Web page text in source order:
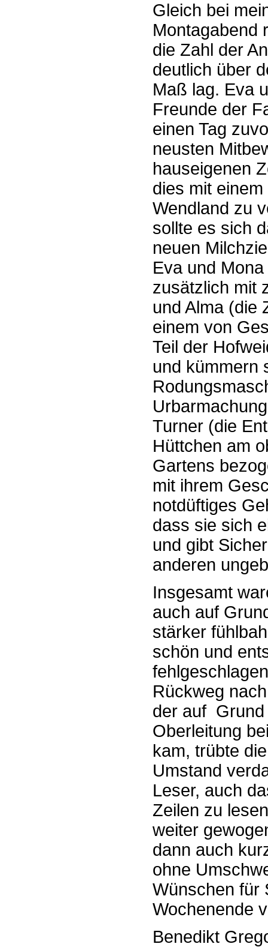
Gleich bei
Montagabend
die Zahl der
deutlich über
Maß lag. Eva
Freunde der
einen Tag
neusten
hauseigenen
dies mit
Wendland zu
sollte es sich
neuen
Eva und
zusätzlich mit
und Alma (die
einem von
Teil der
und kümmern
Turner (die
Hüttchen am
Gartens
mit ihrem
notdüftiges
dass sie sich
und gibt
anderen
Insgesamt
auch auf
stärker
schön und
Rückweg
der auf Grund
Oberleitung
kam, trübte
Umstand
Leser, auch
Zeilen zu
weiter
dann auch
ohne
Wünschen für
Wochenende
Benedikt